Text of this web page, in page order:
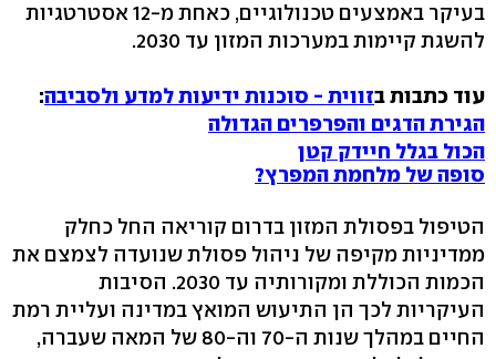
בעיקר באמצעים טכנולוגיים, כאחת מ-12 אסטרטגיות
להשגת קיימות במערכות המזון עד 2030.
עוד כתבות בזווית - סוכנות ידיעות למדע ולסביבה:
הגירת הדגים והפרפרים הגדולה
הכול בגלל חיידק קטן
סופה של מלחמת המפרץ?
הטיפול בפסולת המזון בדרום קוריאה החל כחלק
ממדיניות מקיפה של ניהול פסולת שנועדה לצמצם את
הכמות הכוללת ומקורותיה עד 2030. הסיבות
העיקריות לכך הן התיעוש המואץ במדינה ועליית רמת
החיים במהלך שנות ה-70 וה-80 של המאה שעברה,